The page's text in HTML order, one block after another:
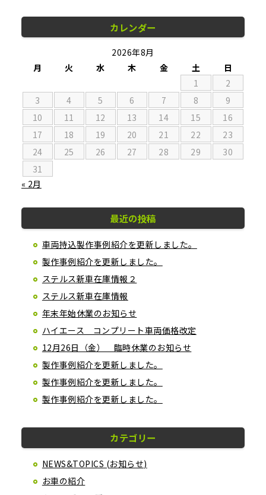
カレンダー
2026年8月
月
火 水 木 金 土
日
1
2
3
4 5 6 7 8
9
10
11 12 13 14 15
16
17
18 19 20 21 22
23
24
25 26 27 28 29
30
31
« 2月
最近の投稿
車両持込製作事例紹介を更新しました。
製作事例紹介を更新しました。
ステルス新車在庫情報２
ステルス新車在庫情報
年末年始休業のお知らせ
ハイエース コンプリート車両価格改定
12月26日（金） 臨時休業のお知らせ
製作事例紹介を更新しました。
製作事例紹介を更新しました。
製作事例紹介を更新しました。
カテゴリー
NEWS&TOPICS (お知らせ)
お車の紹介